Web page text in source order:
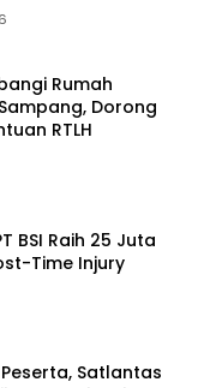
Rumah
Dorong
RTLH
BSI Raih 25 Juta
Time Injury
Satlantas